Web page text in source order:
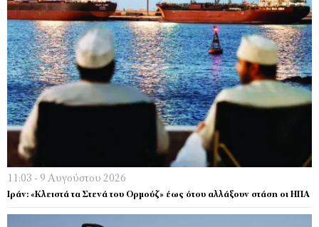
11:03 - 9 Αυγούστου 2026
Ιράν: «Κλειστά τα Στενά του Ορμούζ» έως ότου αλλάξουν στάση οι ΗΠΑ